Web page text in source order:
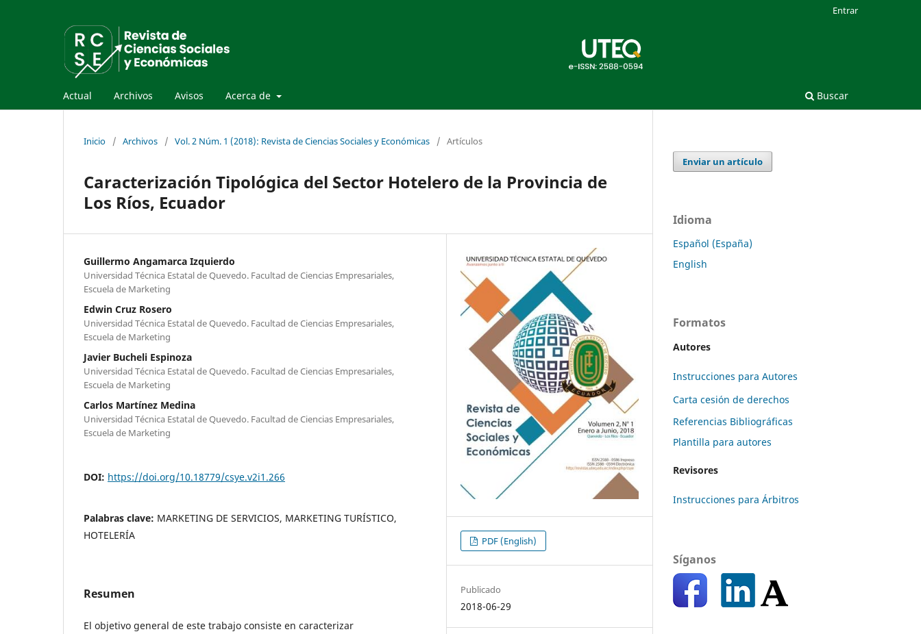
Actual Archivos Avisos Acerca de Buscar
Entrar
Inicio / Archivos / Vol. 2 Núm. 1 (2018): Revista de Ciencias Sociales y Económicas / Artículos
Caracterización Tipológica del Sector Hotelero de la Provincia de
Los Ríos, Ecuador
Guillermo Angamarca Izquierdo
Universidad Técnica Estatal de Quevedo. Facultad de Ciencias Empresariales,
Escuela de Marketing
Edwin Cruz Rosero
Universidad Técnica Estatal de Quevedo. Facultad de Ciencias Empresariales,
Escuela de Marketing
Javier Bucheli Espinoza
Universidad Técnica Estatal de Quevedo. Facultad de Ciencias Empresariales,
Escuela de Marketing
Carlos Martínez Medina
Universidad Técnica Estatal de Quevedo. Facultad de Ciencias Empresariales,
Escuela de Marketing
DOI: https://doi.org/10.18779/csye.v2i1.266
Palabras clave: MARKETING DE SERVICIOS, MARKETING TURÍSTICO,
HOTELERÍA
Resumen
El objetivo general de este trabajo consiste en caracterizar
PDF (English)
Publicado
2018-06-29
Enviar un artículo
Idioma
Español (España)
English
Formatos
Autores
Instrucciones para Autores
Carta cesión de derechos
Referencias Bibliográficas
Plantilla para autores
Revisores
Instrucciones para Árbitros
Síganos